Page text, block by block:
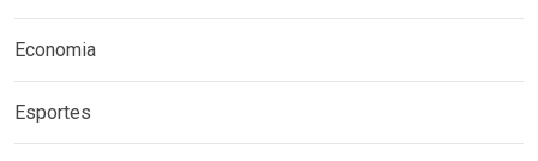
Economia
Esportes